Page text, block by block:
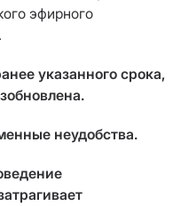
эфирного
указанного срока,
неудобства.